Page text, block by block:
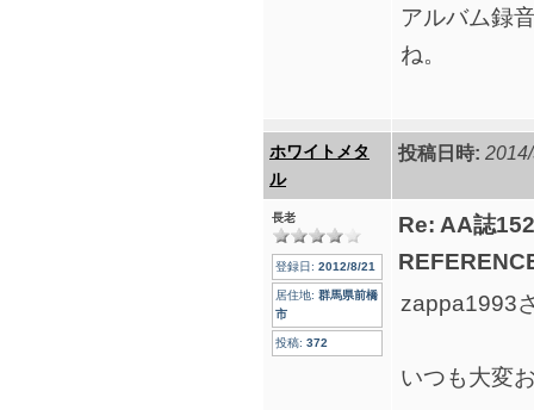
アルバム録
ね。
ホワイトメタ
ル
投稿日時:
長老
登録日: 2012/8/21
居住地: 群馬県前橋
市
投稿: 372
Re: AA誌
zappa1993
いつも大変